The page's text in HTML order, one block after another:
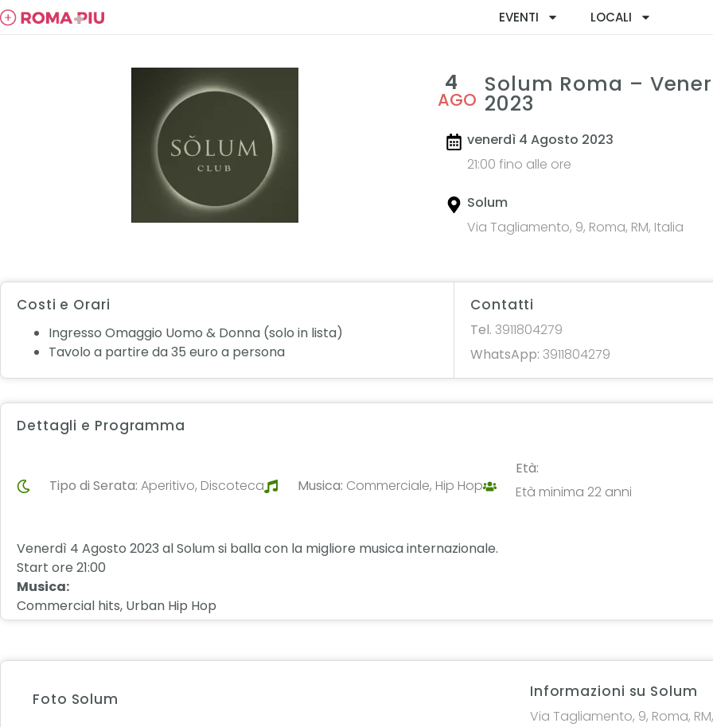
EVENTI LOCALI
4
AGO
Solum Roma –
2023
venerdì 4 Agosto 2023
21:00 fino alle ore
Solum
Via Tagliamento, 9, Roma, RM, Italia
Costi e Orari
Ingresso Omaggio Uomo & Donna (solo in lista)
Tavolo a partire da 35 euro a persona
Contatti
Tel. 3911804279
WhatsApp: 3911804279
Dettagli e Programma
Tipo di Serata:Aperitivo, Discoteca Musica: Commerciale, Hip Hop
Età:
Età minima 22 anni
Venerdì 4 Agosto 2023 al Solum si balla con la migliore musica internazionale.
Start ore 21:00
Musica:
Commercial hits, Urban Hip Hop
Foto Solum Informazioni su Solum
Via Tagliamento, 9, Roma,